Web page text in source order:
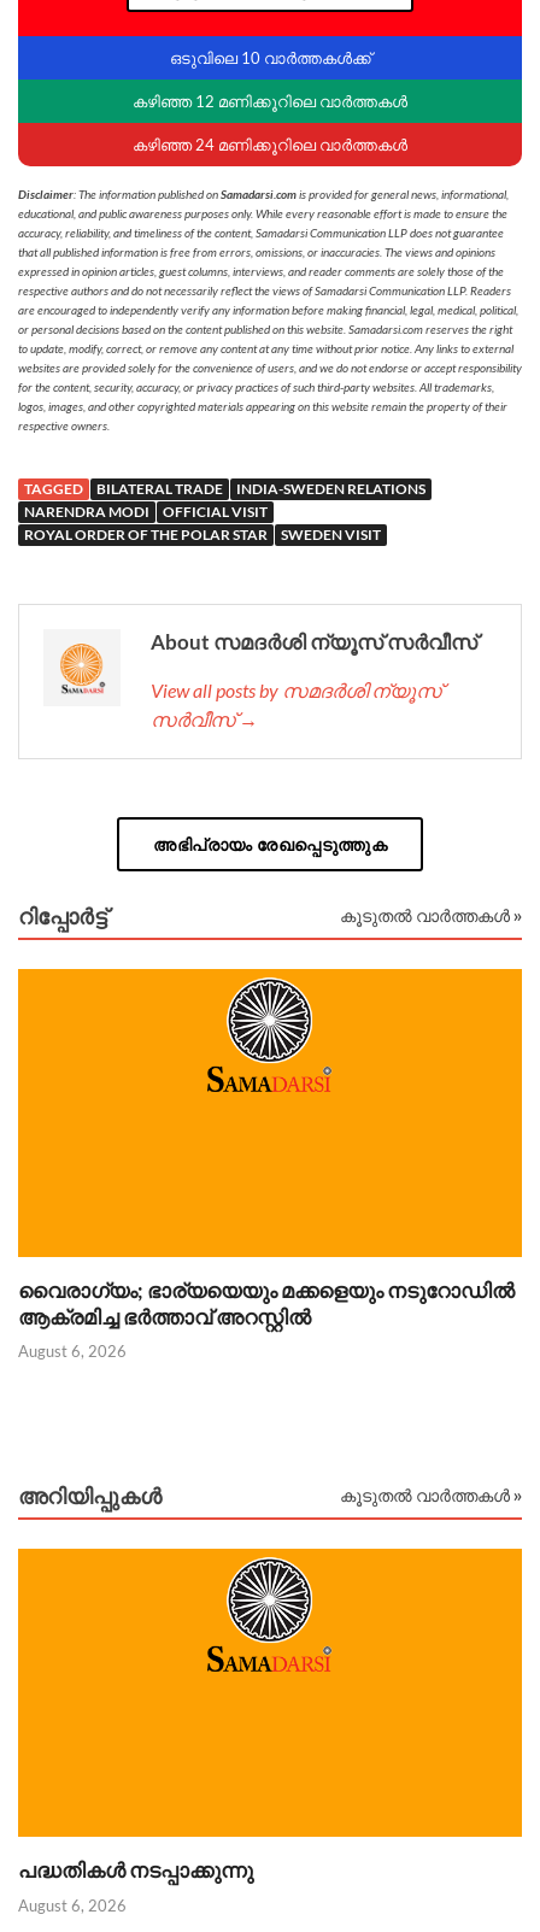
ഒടുവിലെ 10 വാർത്തകൾക്ക്
കഴിഞ്ഞ 12 മണിക്കൂറിലെ വാർത്തകൾ
കഴിഞ്ഞ 24 മണിക്കൂറിലെ വാർത്തകൾ
Disclaimer: The information published onSamadarsi.comis provided for general news, informational,
educational, and public awareness purposes only. While every reasonable effort is made to ensure the
accuracy, reliability, and timeliness of the content, Samadarsi Communication LLP does not guarantee
that all published information is free from errors, omissions, or inaccuracies. The views and opinions
expressed in opinion articles, guest columns, interviews, and reader comments are solely those of the
respective authors and do not necessarily reflect the views of Samadarsi Communication LLP. Readers
are encouraged to independently verify any information before making financial, legal, medical, political,
or personal decisions based on the content published on this website. Samadarsi.com reserves the right
to update, modify, correct, or remove any content at any time without prior notice. Any links to external
websites are provided solely for the convenience of users, and we do not endorse or accept responsibility
for the content, security, accuracy, or privacy practices of such third-party websites. All trademarks,
logos, images, and other copyrighted materials appearing on this website remain the property of their
respective owners.
TAGGED BILATERAL TRADE
INDIA-SWEDEN RELATIONS
NARENDRA MODI
OFFICIAL VISIT
ROYAL ORDER OF THE POLAR STAR
SWEDEN VISIT
About സമദർശി ന്യൂസ് സർവീസ്
View all posts by സമദർശി ന്യൂസ്
സർവീസ് →
അഭിപ്രായം രേഖപ്പെടുത്തുക
റിപ്പോര്‍ട്ട് കൂടുതൽ വാർത്തകൾ »
വൈരാഗ്യം; ഭാര്യയെയും മക്കളെയും നടുറോഡിൽ
ആക്രമിച്ച ഭർത്താവ് അറസ്റ്റിൽ
August 6, 2026
അറിയിപ്പുകള്‍ കൂടുതൽ വാർത്തകൾ »
പദ്ധതികൾ നടപ്പാക്കുന്നു
August 6, 2026